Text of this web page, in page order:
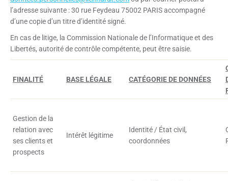
l’adresse suivante : 30 rue Feydeau 75002 PARIS accompagné
d’une copie d’un titre d’identité signé.
En cas de litige, la Commission Nationale de l’Informatique et des
Libertés, autorité de contrôle compétente, peut être saisie.
FINALITÉ BASE LÉGALE CATÉGORIE DE DONNÉES
Gestion de la
relation avec
ses clients et
prospects
Intérêt légitime
Identité / État civil,
coordonnées